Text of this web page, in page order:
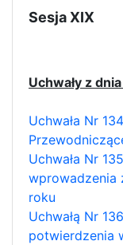
Sesja XIX
Uchwały z
Uchwała Nr
Uchwała Nr
wprowadzenia
roku
Uchwałą Nr
potwierdzenia